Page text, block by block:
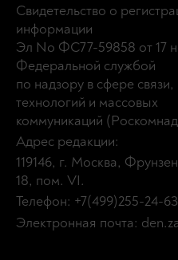
Свидетельство о
информации
Эл No ФС77-59858 от 17
Федеральной службой
по надзору в сфере
технологий и массовых
коммуникаций
Адрес редакции:
119146, г. Москва,
18, пом. VI.
Телефон: +7(499)255-24-63
Электронная почта: